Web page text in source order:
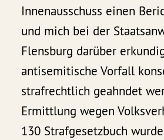
Innenausschuss einen
und mich bei der
Flensburg darüber
antisemitische Vorfall
strafrechtlich geahndet
Ermittlung wegen
130 Strafgesetzbuch